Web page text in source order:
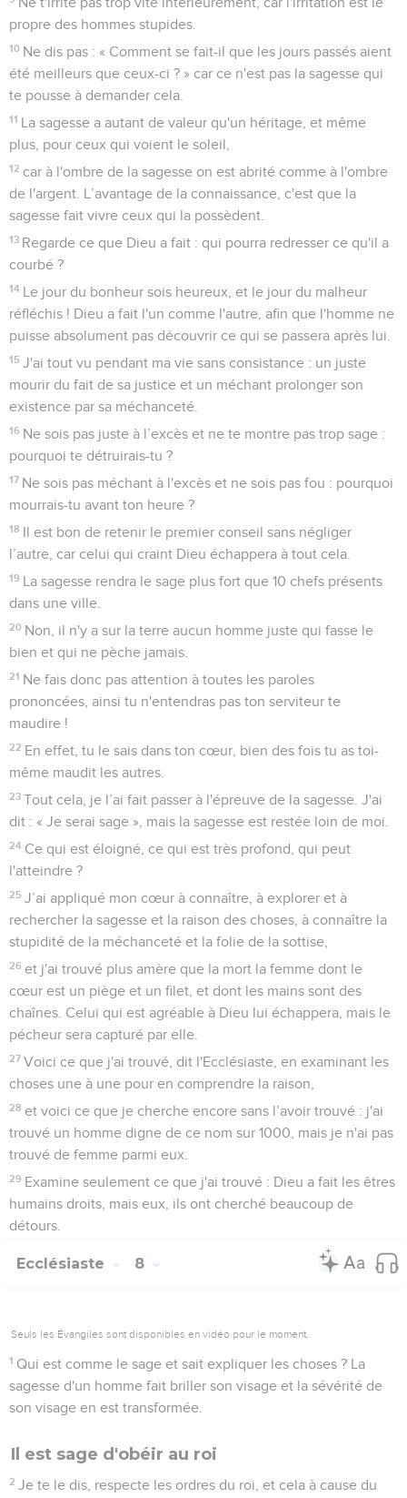
propre des hommes stupides.
10 Ne dis pas : « Comment se fait-il que les jours passés aient
été meilleurs que ceux-ci ? » car ce n'est pas la sagesse qui
te pousse à demander cela.
11 La sagesse a autant de valeur qu'un héritage, et même
plus, pour ceux qui voient le soleil,
12 car à l'ombre de la sagesse on est abrité comme à l'ombre
de l'argent. L’avantage de la connaissance, c'est que la
sagesse fait vivre ceux qui la possèdent.
13 Regarde ce que Dieu a fait : qui pourra redresser ce qu'il a
courbé ?
14 Le jour du bonheur sois heureux, et le jour du malheur
réfléchis ! Dieu a fait l'un comme l'autre, afin que l'homme ne
puisse absolument pas découvrir ce qui se passera après lui.
15 J'ai tout vu pendant ma vie sans consistance : un juste
mourir du fait de sa justice et un méchant prolonger son
existence par sa méchanceté.
16 Ne sois pas juste à l’excès et ne te montre pas trop sage :
pourquoi te détruirais-tu ?
17 Ne sois pas méchant à l'excès et ne sois pas fou : pourquoi
mourrais-tu avant ton heure ?
18 Il est bon de retenir le premier conseil sans négliger
l’autre, car celui qui craint Dieu échappera à tout cela.
19 La sagesse rendra le sage plus fort que 10 chefs présents
dans une ville.
20 Non, il n'y a sur la terre aucun homme juste qui fasse le
bien et qui ne pèche jamais.
21 Ne fais donc pas attention à toutes les paroles
prononcées, ainsi tu n'entendras pas ton serviteur te
maudire !
22 En effet, tu le sais dans ton cœur, bien des fois tu as toi-
même maudit les autres.
23 Tout cela, je l’ai fait passer à l'épreuve de la sagesse. J'ai
dit : « Je serai sage », mais la sagesse est restée loin de moi.
24 Ce qui est éloigné, ce qui est très profond, qui peut
l'atteindre ?
25 J’ai appliqué mon cœur à connaître, à explorer et à
rechercher la sagesse et la raison des choses, à connaître la
stupidité de la méchanceté et la folie de la sottise,
26 et j'ai trouvé plus amère que la mort la femme dont le
cœur est un piège et un filet, et dont les mains sont des
chaînes. Celui qui est agréable à Dieu lui échappera, mais le
pécheur sera capturé par elle.
27 Voici ce que j'ai trouvé, dit l'Ecclésiaste, en examinant les
choses une à une pour en comprendre la raison,
28 et voici ce que je cherche encore sans l’avoir trouvé : j'ai
trouvé un homme digne de ce nom sur 1000, mais je n'ai pas
trouvé de femme parmi eux.
29 Examine seulement ce que j'ai trouvé : Dieu a fait les êtres
humains droits, mais eux, ils ont cherché beaucoup de
détours.
Ecclésiaste 8
Seuls les Évangiles sont disponibles en vidéo pour le moment.
1 Qui est comme le sage et sait expliquer les choses ? La
sagesse d'un homme fait briller son visage et la sévérité de
son visage en est transformée.
Il est sage d'obéir au roi
2 Je te le dis, respecte les ordres du roi, et cela à cause du